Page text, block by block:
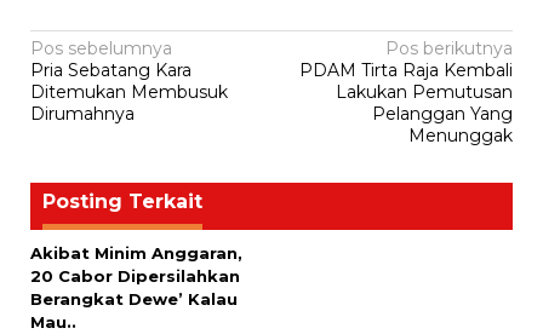
Navigasi
pos
Pos sebelumnya
Pria Sebatang Kara
Ditemukan Membusuk
Dirumahnya
Pos berikutnya
PDAM Tirta Raja Kembali
Lakukan Pemutusan
Pelanggan Yang
Menunggak
Posting Terkait
Akibat Minim Anggaran,
20 Cabor Dipersilahkan
Berangkat Dewe’ Kalau
Mau..